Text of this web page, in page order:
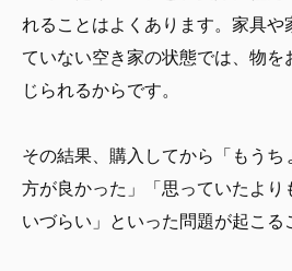
れることはよくあります。家具や
ていない空き家の状態では、物を
じられるからです。
その結果、購入してから「もうち
方が良かった」「思っていたより
いづらい」といった問題が起こる